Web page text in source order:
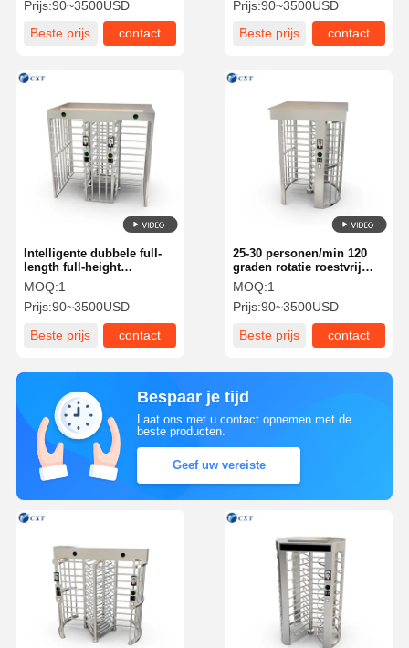
hoge beveiliging
toegangscontrole
Prijs:90~3500USD
Beste prijs
contact
40 personen/min
Prijs:90~3500USD
Beste prijs
contact
Intelligente dubbele full-
length full-height
tourniquet met
roestvrijstalen 304
constructie en 5.000.000
cycli duurzaamheid
MOQ:1
Prijs:90~3500USD
Beste prijs
contact
25-30 personen/min 120
graden rotatie roestvrij
staal volhoogte draaibank
met anti-botsing
MOQ:1
Prijs:90~3500USD
Beste prijs
contact
Bespaar je tijd
Laat ons met u contact opnemen met de
beste producten.
Geef uw vereiste